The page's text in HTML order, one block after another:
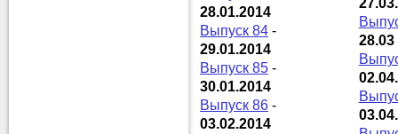
28.01.2014
Выпуск 84 -
29.01.2014
Выпуск 85 -
30.01.2014
Выпуск 86 -
03.02.2014
28.03